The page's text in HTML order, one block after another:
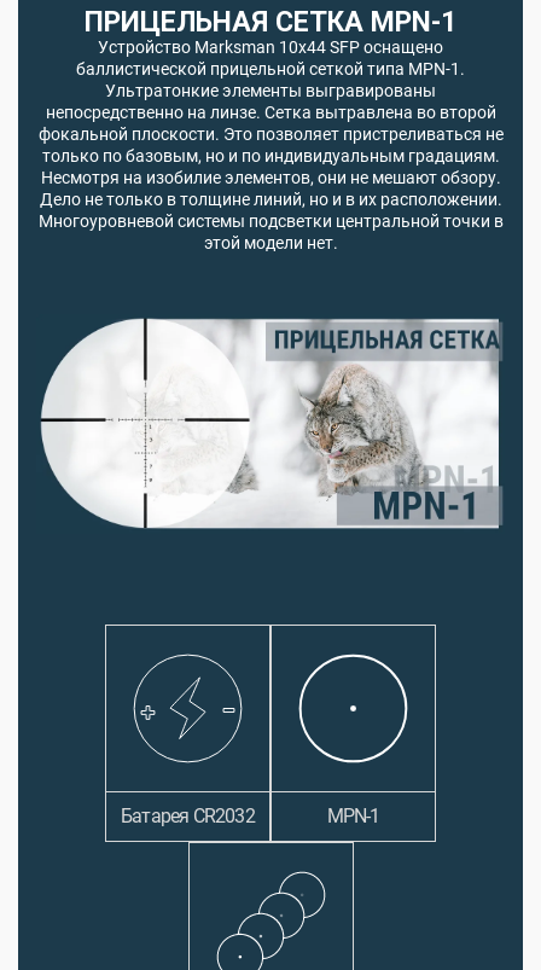
ПРИЦЕЛЬНАЯ СЕТКА MPN-1
Устройство Marksman 10x44 SFP оснащено
баллистической прицельной сеткой типа MPN-1.
Ультратонкие элементы выгравированы
непосредственно на линзе. Сетка вытравлена во второй
фокальной плоскости. Это позволяет пристреливаться не
только по базовым, но и по индивидуальным градациям.
Несмотря на изобилие элементов, они не мешают обзору.
Дело не только в толщине линий, но и в их расположении.
Многоуровневой системы подсветки центральной точки в
этой модели нет.
Батарея CR2032 MPN-1